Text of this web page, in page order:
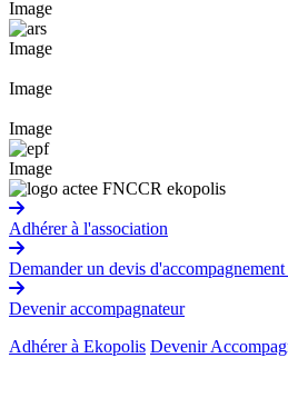
Image
Image
Image
Image
Image
Adhérer à l'association
Demander un devis
Devenir accompagnateur
Adhérer à Ekopolis Devenir